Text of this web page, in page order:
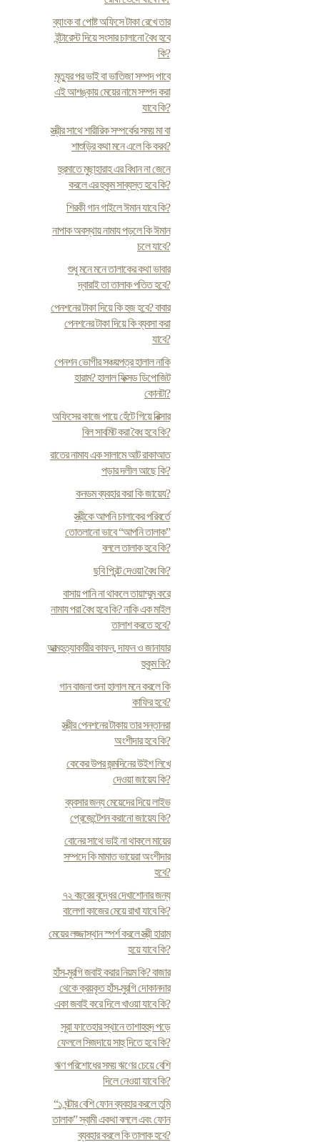
ব্যাংক বা পোষ্ট অফিসে টাকা রেখে তার
ইন্টারেস্ট দিয়ে সংসার চালানো বৈধ হবে
কি?
মৃত্যুর পর ভাই বা ভাতিজা সম্পদ পাবে
এই আশঙ্কায় মেয়ের নামে সম্পদ করা
যাবে কি?
স্ত্রীর সাথে শারীরিক সম্পর্কের সময় মা বা
শাশুড়ির কথা মনে এলে কি করব?
হুরমাতে মুছাহারাহ এর বিধান না জেনে
করলে এর হুকুম সাব্যস্ত হবে কি?
শিরকী গান গাইলে ঈমান যাবে কি?
নাপাক অবস্থায় নামায পড়লে কি ঈমান
চলে যাবে?
শুধু মনে মনে তালাকের কথা ভাবার
দ্বারাই তা তালাক পতিত হবে?
পেনশনের টাকা দিয়ে কি হজ হবে? বাবার
পেনশনের টাকা দিয়ে কি ব্যবসা করা
যাবে?
পেনশন ভোগীর সঞ্চয়পত্র হালাল নাকি
হারাম? হালাল ফিক্সড ডিপোজিট
কোনটা?
অফিসের কাজে পায়ে হেঁটে গিয়ে রিক্সার
বিল সাবমিট করা বৈধ হবে কি?
রাতের নামায এক সালামে আট রাকাআত
পড়ার দলীল আছে কি?
কনডম ব্যবহার করা কি জায়েয?
স্ত্রীকে আপনি চালাকের পরিবর্তে
তোতলানো ভাবে “আপনি তালাক”
বললে তালাক হবে কি?
ছবি প্রিন্ট দেওয়া বৈধ কি?
বাসায় পানি না থাকলে তায়াম্মুম করে
নামায পরা বৈধ হবে কি? নাকি এক মাইল
তালাশ করতে হবে?
আত্মহত্যাকারীর কাফন, দাফন ও জানাযার
হুকুম কি?
গান বাজনা শুনা হালাল মনে করলে কি
কাফির হবে?
স্ত্রীর পেনশনের টাকায় তার সন্তানরা
অংশীদার হবে কি?
কেকের উপর জন্মদিনের উইশ লিখে
দেওয়া জায়েয কি?
ব্যবসার জন্য মেয়েদের দিয়ে লাইভ
প্রেজেন্টেশন করানো জায়েয কি?
বোনের সাথে ভাই না থাকলে মায়ের
সম্পদে কি মামাত ভায়েরা অংশীদার
হবে?
৭২ বছরের বৃদ্ধের দেখাশোনার জন্য
বালেগা কাজের মেয়ে রাখা যাবে কি?
মেয়ের লজ্জাস্থান স্পর্শ করলে স্ত্রী হারাম
হয়ে যাবে কি?
হাঁস-মুরগি জবাই করার নিয়ম কি? বাজার
থেকে ক্রয়কৃত হাঁস-মুরগি দোকানদার
একা জবাই করে দিলে খাওয়া যাবে কি?
সূরা ফাতেহার স্থানে তাশাহহুদ পড়ে
ফেললে সিজদায়ে সাহু দিতে হবে কি?
ঋণ পরিশোধের সময় ঋণের চেয়ে বেশি
দিলে নেওয়া যাবে কি?
“১ ঘন্টার বেশি ফোন ব্যবহার করলে তুমি
তালাক” স্বামী একথা বললে এবং ফোন
ব্যবহার করলে কি তালাক হবে?